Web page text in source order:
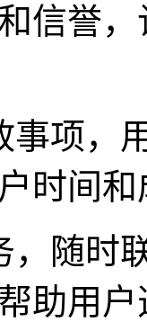
信誉
事项，
时间
，随时
助用